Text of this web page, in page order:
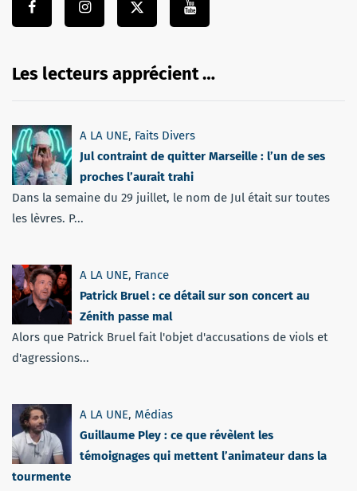
Les lecteurs apprécient …
A LA UNE, Faits Divers
Jul contraint de quitter Marseille : l’un de ses
proches l’aurait trahi
Dans la semaine du 29 juillet, le nom de Jul était sur toutes
les lèvres. P...
A LA UNE, France
Patrick Bruel : ce détail sur son concert au
Zénith passe mal
Alors que Patrick Bruel fait l'objet d'accusations de viols et
d'agressions...
A LA UNE, Médias
Guillaume Pley : ce que révèlent les
témoignages qui mettent l’animateur dans la
tourmente